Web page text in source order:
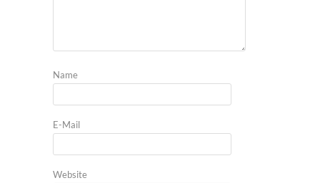
Name
E-Mail
Website